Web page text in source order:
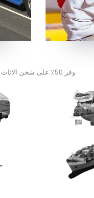
وفر 50٪ على شحن الاثاث